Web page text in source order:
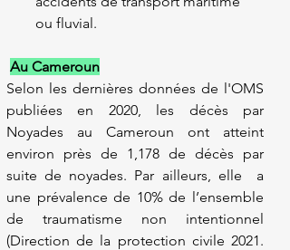
ou fluvial.
Au Cameroun
Selon les dernières données de l'OMS
publiées en 2020, les décès par
Noyades au Cameroun ont atteint
environ près de 1,178 de décès par
suite de noyades. Par ailleurs, elle  a
une prévalence de 10% de l’ensemble
de traumatisme non intentionnel
(Direction de la protection civile 2021.